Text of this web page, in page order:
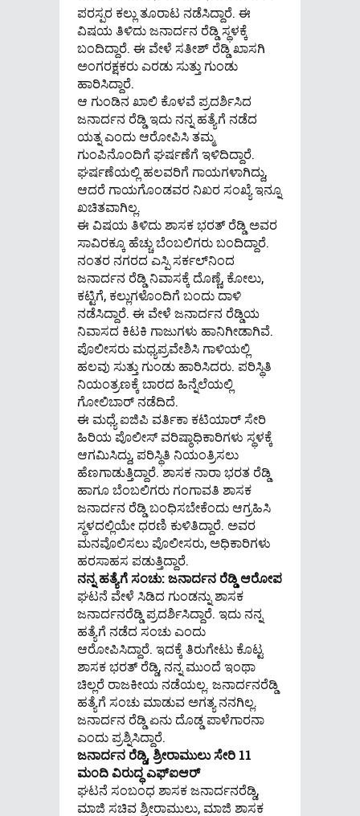
ಪರಸ್ಪರ ಕಲ್ಲು ತೂರಾಟ ನಡೆಸಿದ್ದಾರೆ. ಈ
ವಿಷಯ ತಿಳಿದು ಜನಾರ್ದನ ರೆಡ್ಡಿ ಸ್ಥಳಕ್ಕೆ
ಬಂದಿದ್ದಾರೆ. ಈ ವೇಳೆ ಸತೀಶ್ ರೆಡ್ಡಿ ಖಾಸಗಿ
ಅಂಗರಕ್ಷಕರು ಎರಡು ಸುತ್ತು ಗುಂಡು
ಹಾರಿಸಿದ್ದಾರೆ.
ಆ ಗುಂಡಿನ ಖಾಲಿ ಕೊಳವೆ ಪ್ರದರ್ಶಿಸಿದ
ಜನಾರ್ದನ ರೆಡ್ಡಿ ಇದು ನನ್ನ ಹತ್ಯೆಗೆ ನಡೆದ
ಯತ್ನ ಎಂದು ಆರೋಪಿಸಿ ತಮ್ಮ
ಗುಂಪಿನೊಂದಿಗೆ ಘರ್ಷಣೆಗೆ ಇಳಿದಿದ್ದಾರೆ.
ಘರ್ಷಣೆಯಲ್ಲಿ ಹಲವರಿಗೆ ಗಾಯಗಳಾಗಿದ್ದು,
ಆದರೆ ಗಾಯಗೊಂಡವರ ನಿಖರ ಸಂಖ್ಯೆ ಇನ್ನೂ
ಖಚಿತವಾಗಿಲ್ಲ.
ಈ ವಿಷಯ ತಿಳಿದು ಶಾಸಕ ಭರತ್ ರೆಡ್ಡಿ ಅವರ
ಸಾವಿರಕ್ಕೂ ಹೆಚ್ಚು ಬೆಂಬಲಿಗರು ಬಂದಿದ್ದಾರೆ.
ನಂತರ ನಗರದ ಎಸ್ಪಿ ಸರ್ಕಲ್‌ನಿಂದ
ಜನಾರ್ದನ ರೆಡ್ಡಿ ನಿವಾಸಕ್ಕೆ ದೊಣ್ಣೆ, ಕೋಲು,
ಕಟ್ಟಿಗೆ, ಕಲ್ಲುಗಳೊಂದಿಗೆ ಬಂದು ದಾಳಿ
ನಡೆಸಿದ್ದಾರೆ. ಈ ವೇಳೆ ಜನಾರ್ದನ ರೆಡ್ಡಿಯ
ನಿವಾಸದ ಕಿಟಕಿ ಗಾಜುಗಳು ಹಾನಿಗೀಡಾಗಿವೆ.
ಪೊಲೀಸರು ಮಧ್ಯಪ್ರವೇಶಿಸಿ ಗಾಳಿಯಲ್ಲಿ
ಹಲವು ಸುತ್ತು ಗುಂಡು ಹಾರಿಸಿದರು. ಪರಿಸ್ಥಿತಿ
ನಿಯಂತ್ರಣಕ್ಕೆ ಬಾರದ ಹಿನ್ನೆಲೆಯಲ್ಲಿ
ಗೋಲಿಬಾರ್‌ ನಡೆದಿದೆ.
ಈ ಮಧ್ಯೆ ಐಜಿಪಿ ವರ್ತಿಕಾ ಕಟಿಯಾರ್‌ ಸೇರಿ
ಹಿರಿಯ ಪೊಲೀಸ್‌ ವರಿಷ್ಠಾಧಿಕಾರಿಗಳು ಸ್ಥಳಕ್ಕೆ
ಆಗಮಿಸಿದ್ದು, ಪರಿಸ್ಥಿತಿ ನಿಯಂತ್ರಿಸಲು
ಹೆಣಗಾಡುತ್ತಿದ್ದಾರೆ. ಶಾಸಕ ನಾರಾ ಭರತ ರೆಡ್ಡಿ
ಹಾಗೂ ಬೆಂಬಲಿಗರು ಗಂಗಾವತಿ ಶಾಸಕ
ಜನಾರ್ದನ ರೆಡ್ಡಿ ಬಂಧಿಸಬೇಕೆಂದು ಆಗ್ರಹಿಸಿ
ಸ್ಥಳದಲ್ಲಿಯೇ ಧರಣಿ ಕುಳಿತಿದ್ದಾರೆ. ಅವರ
ಮನವೊಲಿಸಲು ಪೊಲೀಸರು, ಅಧಿಕಾರಿಗಳು
ಹರಸಾಹಸ ಪಡುತ್ತಿದ್ದಾರೆ.
ನನ್ನ ಹತ್ಯೆಗೆ ಸಂಚು: ಜನಾರ್ದನ ರೆಡ್ಡಿ ಆರೋಪ
ಘಟನೆ ವೇಳೆ ಸಿಡಿದ ಗುಂಡನ್ನು ಶಾಸಕ
ಜನಾರ್ದನರೆಡ್ಡಿ ಪ್ರದರ್ಶಿಸಿದ್ದಾರೆ. ಇದು ನನ್ನ
ಹತ್ಯೆಗೆ ನಡೆದ ಸಂಚು ಎಂದು
ಆರೋಪಿಸಿದ್ದಾರೆ. ಇದಕ್ಕೆ ತಿರುಗೇಟು ಕೊಟ್ಟ
ಶಾಸಕ ಭರತ್ ​​ರೆಡ್ಡಿ, ನನ್ನ ಮುಂದೆ ಇಂಥಾ
ಚಿಲ್ಲರೆ ರಾಜಕೀಯ ನಡೆಯಲ್ಲ. ಜನಾರ್ದನರೆಡ್ಡಿ
ಹತ್ಯೆಗೆ ಸಂಚು ಮಾಡುವ ಅಗತ್ಯ ನನಗಿಲ್ಲ.
ಜನಾರ್ದನ ರೆಡ್ಡಿ ಏನು ದೊಡ್ಡ ಪಾಳೆಗಾರನಾ
ಎಂದು ಪ್ರಶ್ನಿಸಿದ್ದಾರೆ.
ಜನಾರ್ದನ ರೆಡ್ಡಿ, ಶ್ರೀರಾಮುಲು ಸೇರಿ 11
ಮಂದಿ ವಿರುದ್ಧ ಎಫ್​ಐಆರ್
ಘಟನೆ ಸಂಬಂಧ ಶಾಸಕ ಜನಾರ್ದನರೆಡ್ಡಿ,
ಮಾಜಿ ಸಚಿವ ಶ್ರೀರಾಮುಲು, ಮಾಜಿ ಶಾಸಕ